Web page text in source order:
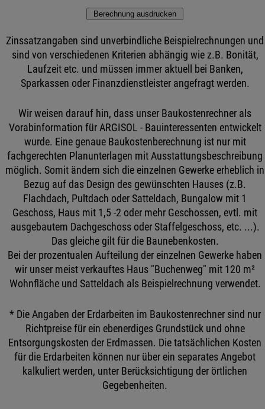
Zinssatzangaben sind unverbindliche Beispielrechnungen und
sind von verschiedenen Kriterien abhängig wie z.B. Bonität,
Laufzeit etc. und müssen immer aktuell bei Banken,
Sparkassen oder Finanzdienstleister angefragt werden.
Wir weisen darauf hin, dass unser Baukostenrechner als
Vorabinformation für ARGISOL - Bauinteressenten entwickelt
wurde. Eine genaue Baukostenberechnung ist nur mit
fachgerechten Planunterlagen mit Ausstattungsbeschreibung
möglich. Somit ändern sich die einzelnen Gewerke erheblich in
Bezug auf das Design des gewünschten Hauses (z.B.
Flachdach, Pultdach oder Satteldach, Bungalow mit 1
Geschoss, Haus mit 1,5 -2 oder mehr Geschossen, evtl. mit
ausgebautem Dachgeschoss oder Staffelgeschoss, etc. ...).
Das gleiche gilt für die Baunebenkosten.
Bei der prozentualen Aufteilung der einzelnen Gewerke haben
wir unser meist verkauftes Haus "Buchenweg" mit 120 m²
Wohnfläche und Satteldach als Beispielrechnung verwendet.
* Die Angaben der Erdarbeiten im Baukostenrechner sind nur
Richtpreise für ein ebenerdiges Grundstück und ohne
Entsorgungskosten der Erdmassen. Die tatsächlichen Kosten
für die Erdarbeiten können nur über ein separates Angebot
kalkuliert werden, unter Berücksichtigung der örtlichen
Gegebenheiten.